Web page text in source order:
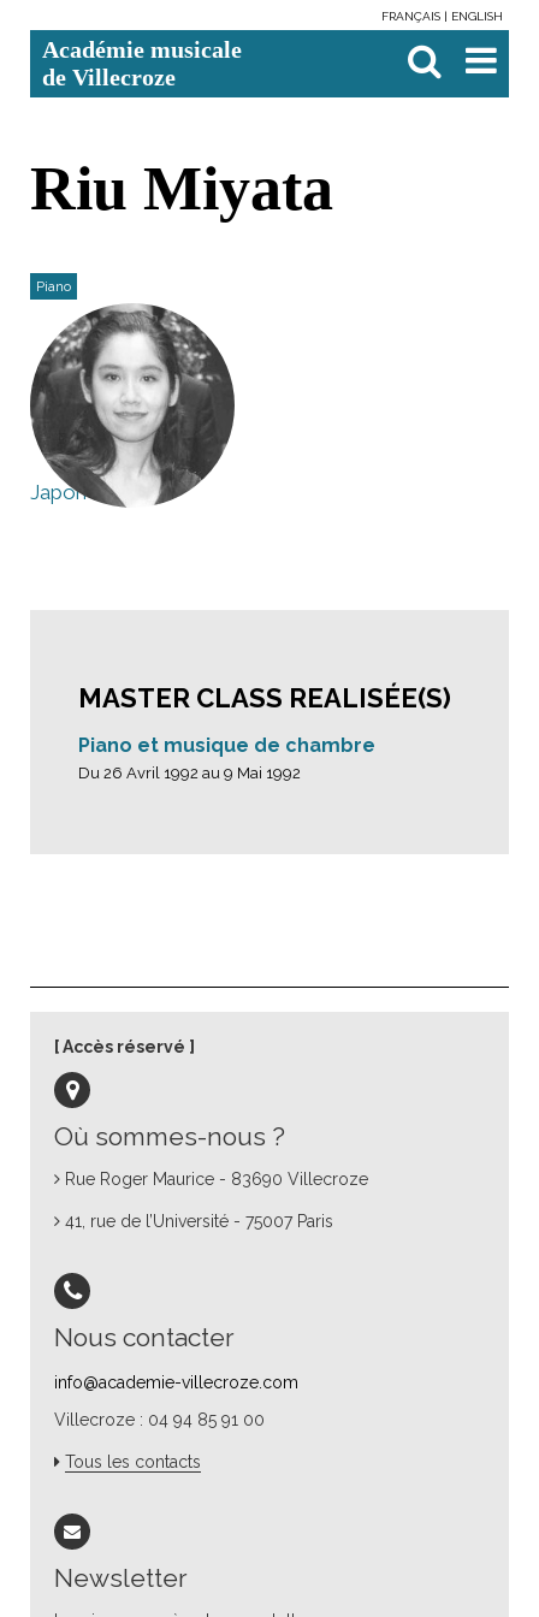
contenu.
Aller
à
personnels
FRANÇAIS ENGLISH
Académie musicale
de Villecroze

avancée…
Riu Miyata
Piano
Japon
MASTER CLASS REALISÉE(S)
Piano et musique de chambre
Du 26 Avril 1992 au 9 Mai 1992
Où sommes-nous ?
Rue Roger Maurice - 83690 Villecroze
41, rue de l’Université - 75007 Paris
Nous contacter
info@academie-villecroze.com
Villecroze : 04 94 85 91 00
Tous les contacts
Newsletter
Accès réservé